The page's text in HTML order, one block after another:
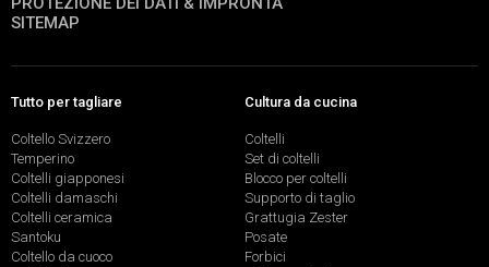
SITEMAP
Tutto per tagliare
Coltello Svizzero
Temperino
Coltelli giapponesi
Coltelli damaschi
Coltelli ceramica
Santoku
Coltello da cuoco
Cultura da cucina
Coltelli
Set di coltelli
Blocco per coltelli
Supporto di taglio
Grattugia Zester
Posate
Forbici